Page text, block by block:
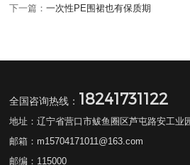
下一篇：一次性PE围裙也有保质期
全国咨询热线： 18241731122
地址：辽宁省营口市鲅鱼圈区芦屯路安工业
邮箱：m15704171011@163.com
邮编：115000